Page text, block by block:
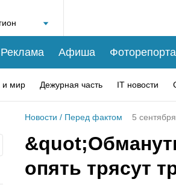
Реклама Афиша
и мир Дежурная часть IT новости
Новости / Перед фактом 5
опять трясут